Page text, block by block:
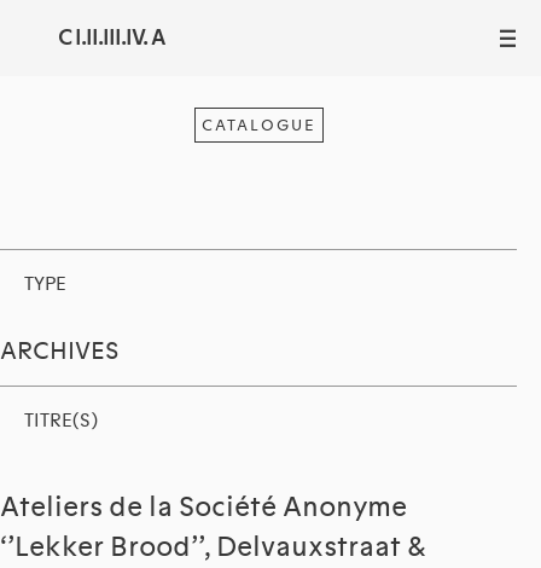
C I.II.III.IV. A III
CATALOGUE
TYPE
ARCHIVES
TITRE(S)
Ateliers de la Société Anonyme
‘’Lekker Brood’’, Delvauxstraat &